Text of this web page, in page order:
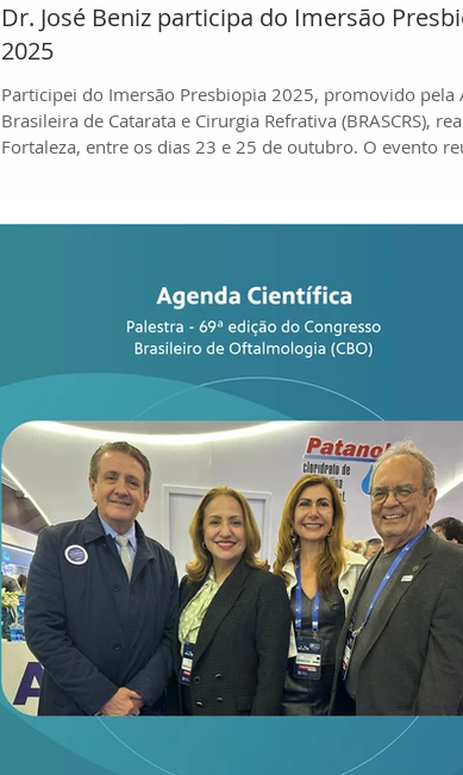
Dr. José Beniz participa do Imersão
2025
Participei do Imersão Presbiopia 2025, promovido pela
Brasileira de Catarata e Cirurgia Refrativa (BRASCRS),
Fortaleza, entre os dias 23 e 25 de outubro. O evento
profissional em cirurgia refrativa e catarata. Através de